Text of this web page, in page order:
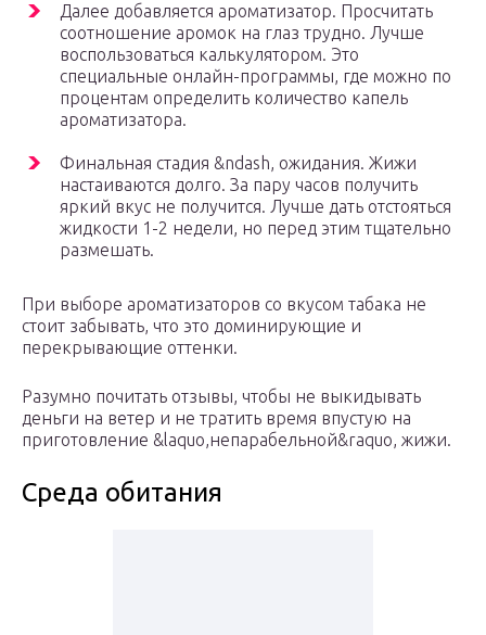
Далее добавляется ароматизатор. Просчитать
соотношение аромок на глаз трудно. Лучше
воспользоваться калькулятором. Это
специальные онлайн-программы, где можно по
процентам определить количество капель
ароматизатора.
Финальная стадия &ndash, ожидания. Жижи
настаиваются долго. За пару часов получить
яркий вкус не получится. Лучше дать отстояться
жидкости 1-2 недели, но перед этим тщательно
размешать.
При выборе ароматизаторов со вкусом табака не
стоит забывать, что это доминирующие и
перекрывающие оттенки.
Разумно почитать отзывы, чтобы не выкидывать
деньги на ветер и не тратить время впустую на
приготовление &laquo,непарабельной&raquo, жижи.
Среда обитания